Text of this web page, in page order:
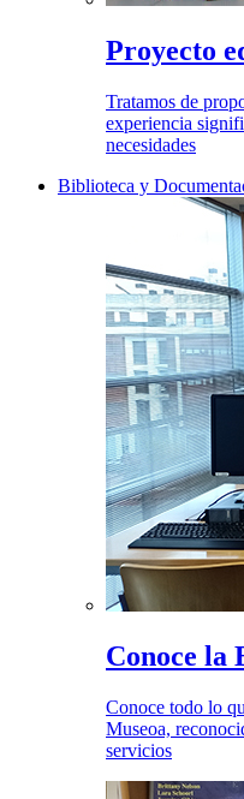
Proyecto
Tratamos de
experiencia
necesidades
Biblioteca y
Conoce la
Conoce todo lo
Museoa,
servicios